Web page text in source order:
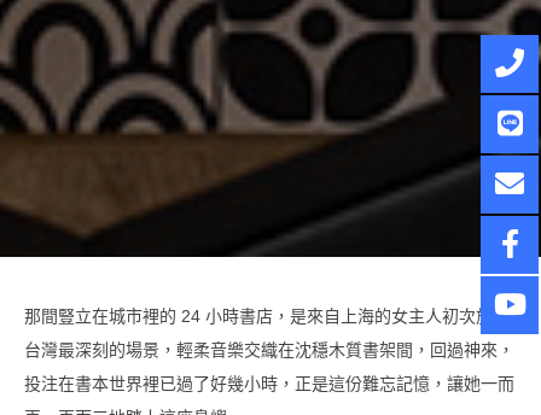
那間豎立在城市裡的 24 小時書店，是來自上海的女主人初次旅行
台灣最深刻的場景，輕柔音樂交織在沈穩木質書架間，回過神來，
投注在書本世界裡已過了好幾小時，正是這份難忘記憶，讓她一而